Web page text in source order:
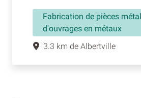
Fabrication de pièces
d'ouvrages en métaux
3.3 km de Albertville